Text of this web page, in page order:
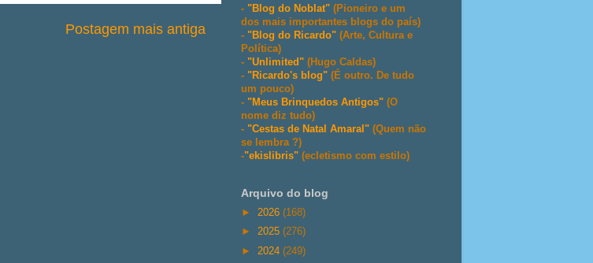
Postagem mais antiga
- "Blog do Noblat" (Pioneiro e um
dos mais importantes blogs do país)
- "Blog do Ricardo" (Arte, Cultura e
Política)
- "Unlimited" (Hugo Caldas)
- "Ricardo's blog" (É outro. De tudo
um pouco)
- "Meus Brinquedos Antigos" (O
nome diz tudo)
- "Cestas de Natal Amaral" (Quem não
se lembra ?)
-"ekislibris" (ecletismo com estilo)
Arquivo do blog
► 2026 (168)
► 2025 (276)
► 2024 (249)